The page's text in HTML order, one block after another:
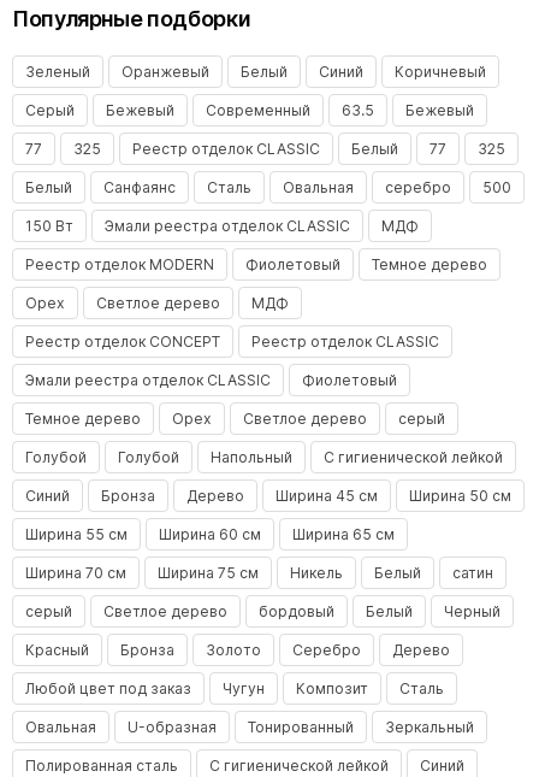
Популярные подборки
Зеленый Оранжевый Белый Синий Коричневый
Серый Бежевый Современный 63.5 Бежевый
77 325 Реестр отделок CLASSIC Белый 77 325
Белый Санфаянс Сталь Овальная серебро 500
150 Вт Эмали реестра отделок CLASSIC МДФ
Реестр отделок MODERN Фиолетовый Темное дерево
Орех Светлое дерево МДФ
Реестр отделок CONCEPT Реестр отделок CLASSIC
Эмали реестра отделок CLASSIC Фиолетовый
Темное дерево Орех Светлое дерево серый
Голубой Голубой Напольный С гигиенической лейкой
Синий Бронза Дерево Ширина 45 см Ширина 50 см
Ширина 55 см Ширина 60 см Ширина 65 см
Ширина 70 см Ширина 75 см Никель Белый сатин
серый Светлое дерево бордовый Белый Черный
Красный Бронза Золото Серебро Дерево
Любой цвет под заказ Чугун Композит Сталь
Овальная U-образная Тонированный Зеркальный
Полированная сталь С гигиенической лейкой Синий